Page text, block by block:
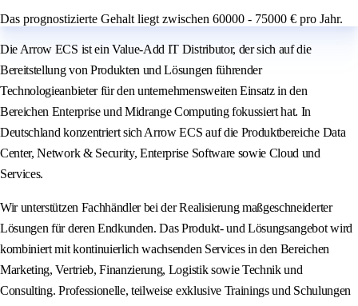
Das prognostizierte Gehalt liegt zwischen 60000 - 75000 € pro Jahr.
Die Arrow ECS ist ein Value-Add IT Distributor, der sich auf die
Bereitstellung von Produkten und Lösungen führender
Technologieanbieter für den unternehmensweiten Einsatz in den
Bereichen Enterprise und Midrange Computing fokussiert hat. In
Deutschland konzentriert sich Arrow ECS auf die Produktbereiche Data
Center, Network & Security, Enterprise Software sowie Cloud und
Services.
Wir unterstützen Fachhändler bei der Realisierung maßgeschneiderter
Lösungen für deren Endkunden. Das Produkt- und Lösungsangebot wird
kombiniert mit kontinuierlich wachsenden Services in den Bereichen
Marketing, Vertrieb, Finanzierung, Logistik sowie Technik und
Consulting. Professionelle, teilweise exklusive Trainings und Schulungen